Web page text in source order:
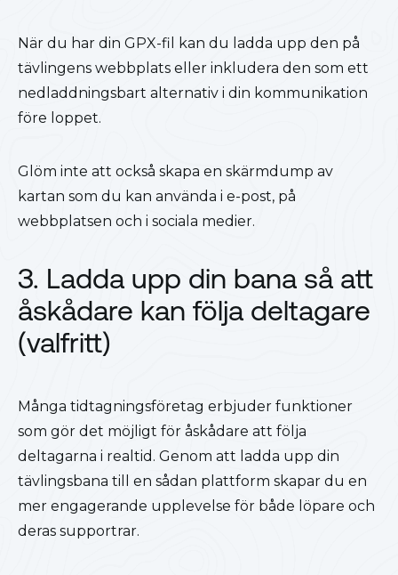
När du har din GPX-fil kan du ladda upp den på
tävlingens webbplats eller inkludera den som ett
nedladdningsbart alternativ i din kommunikation
före loppet.
Glöm inte att också skapa en skärmdump av
kartan som du kan använda i e-post, på
webbplatsen och i sociala medier.
3. Ladda upp din bana så att
åskådare kan följa deltagare
(valfritt)
Många tidtagningsföretag erbjuder funktioner
som gör det möjligt för åskådare att följa
deltagarna i realtid. Genom att ladda upp din
tävlingsbana till en sådan plattform skapar du en
mer engagerande upplevelse för både löpare och
deras supportrar.